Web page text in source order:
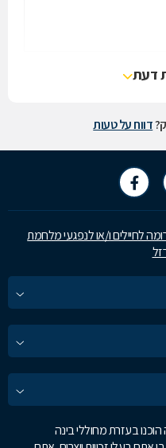
דעת
דווח על טעות
לחיילים ו/או לנפגעי מלחמת
בעזרת מחוללי בינה